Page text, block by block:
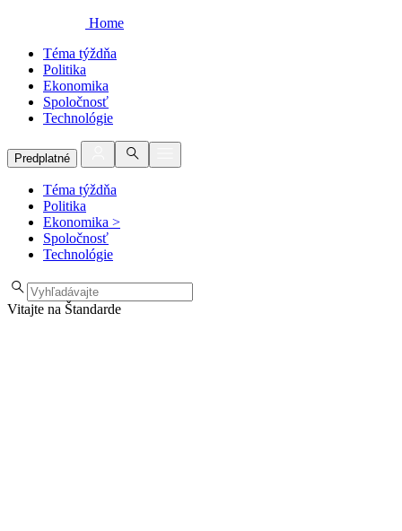
Home
Téma týždňa
Politika
Ekonomika
Spoločnosť
Technológie
Predplatné
Téma týždňa
Politika
Ekonomika >
Spoločnosť
Technológie
Vitajte na Štandarde